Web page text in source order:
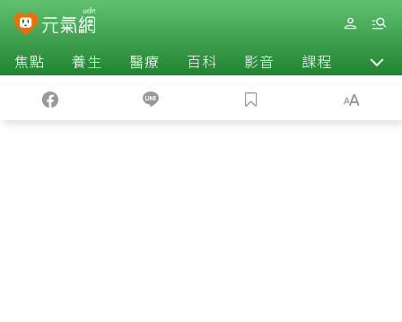
焦點 養生 醫療 百科 影音 課程 退休